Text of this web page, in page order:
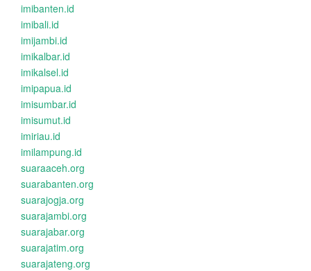
imibanten.id
imibali.id
imijambi.id
imikalbar.id
imikalsel.id
imipapua.id
imisumbar.id
imisumut.id
imiriau.id
imilampung.id
suaraaceh.org
suarabanten.org
suarajogja.org
suarajambi.org
suarajabar.org
suarajatim.org
suarajateng.org